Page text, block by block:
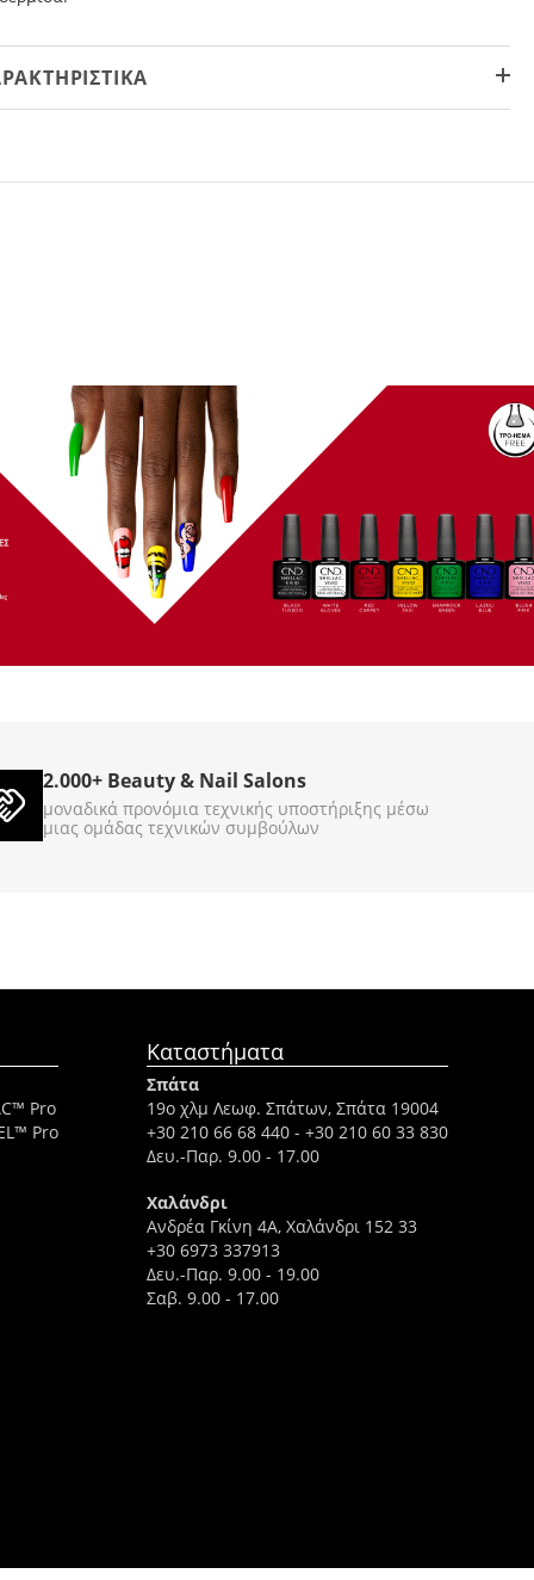
€8900
2.000+ Beauty & Nail Salons
μοναδικά προνόμια τεχνικής υποστήριξης μέσω
μιας ομάδας τεχνικών συμβούλων
Pro
Pro
Καταστήματα
Σπάτα
19ο χλμ Λεωφ. Σπάτων, Σπάτα 19004
+30 210 66 68 440 - +30 210 60 33 830
Δευ.-Παρ. 9.00 - 17.00
Χαλάνδρι
Ανδρέα Γκίνη 4A, Χαλάνδρι 152 33
+30 6973 337913
Δευ.-Παρ. 9.00 - 19.00
Σαβ. 9.00 - 17.00